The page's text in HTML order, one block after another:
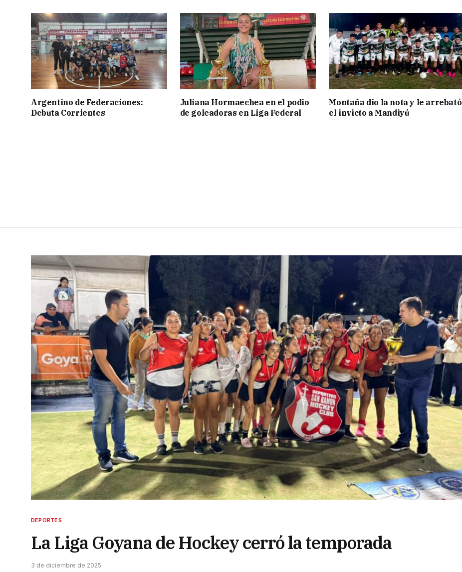
Argentino de Federaciones:
Debuta Corrientes
Juliana Hormaechea en el podio
de goleadoras en Liga Federal
Montaña dio la nota y le arrebató
el invicto a Mandiyú
DEPORTES
La Liga Goyana de Hockey cerró la temporada
3 de diciembre de 2025